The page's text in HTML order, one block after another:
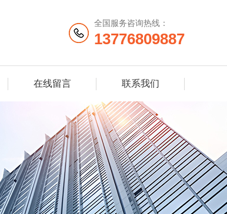
全国服务咨询热线：
13776809887
在线留言 联系我们